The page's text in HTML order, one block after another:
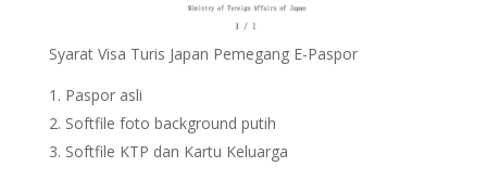
Syarat Visa Turis Japan Pemegang E-Paspor
Paspor asli
Softfile foto background putih
Softfile KTP dan Kartu Keluarga